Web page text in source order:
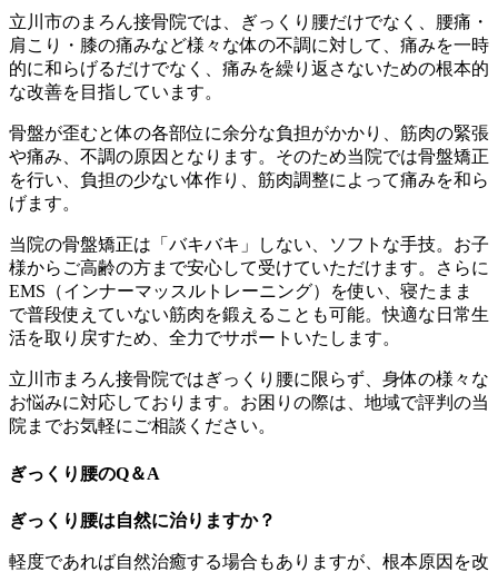
立川市のまろん接骨院では、ぎっくり腰だけでなく、腰痛・
肩こり・膝の痛みなど様々な体の不調に対して、痛みを一時
的に和らげるだけでなく、痛みを繰り返さないための根本的
な改善を目指しています。
骨盤が歪むと体の各部位に余分な負担がかかり、筋肉の緊張
や痛み、不調の原因となります。そのため当院では骨盤矯正
を行い、負担の少ない体作り、筋肉調整によって痛みを和ら
げます。
当院の骨盤矯正は「バキバキ」しない、ソフトな手技。お子
様からご高齢の方まで安心して受けていただけます。さらに
EMS（インナーマッスルトレーニング）を使い、寝たまま
で普段使えていない筋肉を鍛えることも可能。快適な日常生
活を取り戻すため、全力でサポートいたします。
立川市まろん接骨院ではぎっくり腰に限らず、身体の様々な
お悩みに対応しております。お困りの際は、地域で評判の当
院までお気軽にご相談ください。
ぎっくり腰のQ＆A
ぎっくり腰は自然に治りますか？
軽度であれば自然治癒する場合もありますが、根本原因を改